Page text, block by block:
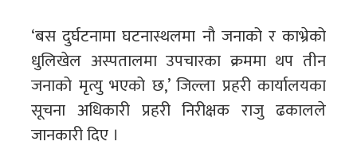
‘बस दुर्घटनामा घटनास्थलमा नौ जनाको र काभ्रेको
धुलिखेल अस्पतालमा उपचारका क्रममा थप तीन
जनाको मृत्यु भएको छ,’ जिल्ला प्रहरी कार्यालयका
सूचना अधिकारी प्रहरी निरीक्षक राजु ढकालले
जानकारी दिए ।